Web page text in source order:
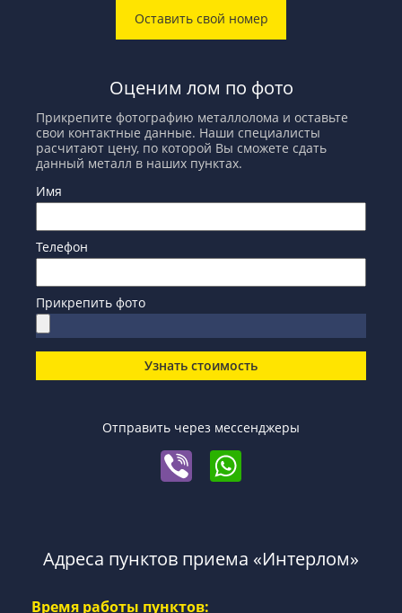
Оставить свой номер
Оценим лом по фото
Прикрепите фотографию металлолома и оставьте
свои контактные данные. Наши специалисты
расчитают цену, по которой Вы сможете сдать
данный металл в наших пунктах.
Имя
Телефон
Прикрепить фото
Узнать стоимость
Отправить через мессенджеры
Адреса пунктов приема «Интерлом»
Время работы пунктов: